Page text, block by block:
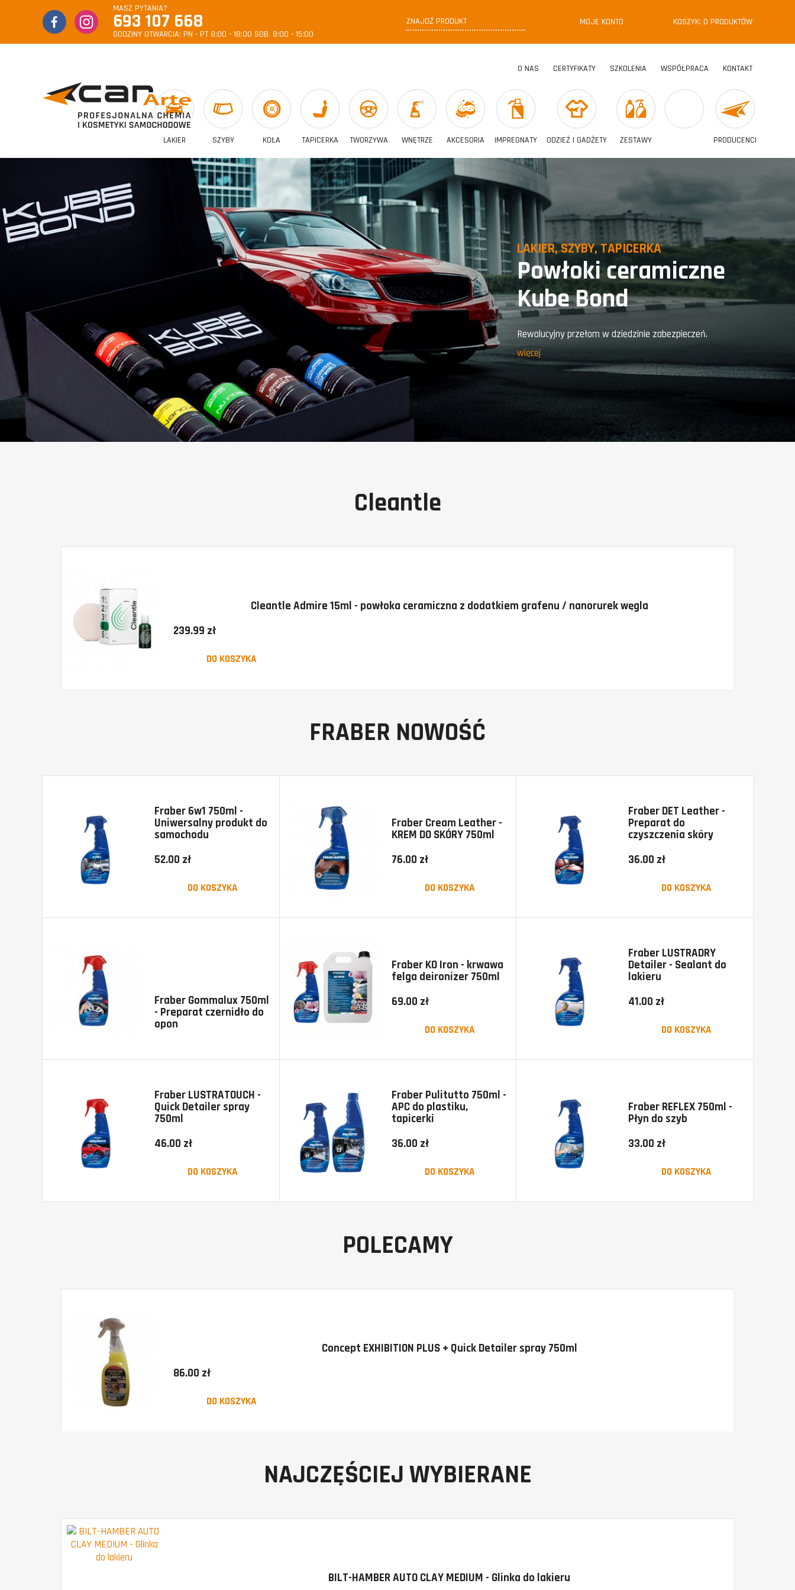
MASZ PYTANIA?
693 107 668
GODZINY OTWARCIA: PN - PT 8:00 - 18:00 SOB. 8:00 - 15:00
MOJE KONTO KOSZYK: 0 PRODUKTÓW
O NAS CERTYFIKATY SZKOLENIA WSPÓŁPRACA KONTAKT
LAKIER SZYBY KOŁA TAPICERKA TWORZYWA WNĘTRZE AKCESORIA IMPREGNATY ODZIEŻ I GADŻETY ZESTAWY PRODUCENCI
LAKIER, SZYBY, TAPICERKA
Powłoki ceramiczne
Kube Bond
Rewolucyjny przełom w dziedzinie zabezpieczeń.
więcej
Cleantle
Cleantle Admire 15ml - powłoka ceramiczna z dodatkiem grafenu / nanorurek węgla
239.99 zł
DO KOSZYKA
FRABER NOWOŚĆ
Fraber 6w1 750ml -
Uniwersalny produkt do
samochodu
52.00 zł
DO KOSZYKA
Fraber Cream Leather -
KREM DO SKÓRY 750ml
76.00 zł
DO KOSZYKA
Fraber DET Leather -
Preparat do
czyszczenia skóry
36.00 zł
DO KOSZYKA
Fraber Gommalux 750ml
- Preparat czernidło do
opon
Fraber KO Iron - krwawa
felga deironizer 750ml
69.00 zł
DO KOSZYKA
Fraber LUSTRADRY
Detailer - Sealant do
lakieru
41.00 zł
DO KOSZYKA
Fraber LUSTRATOUCH -
Quick Detailer spray
750ml
46.00 zł
DO KOSZYKA
Fraber Pulitutto 750ml -
APC do plastiku,
tapicerki
36.00 zł
DO KOSZYKA
Fraber REFLEX 750ml -
Płyn do szyb
33.00 zł
DO KOSZYKA
POLECAMY
Concept EXHIBITION PLUS + Quick Detailer spray 750ml
86.00 zł
DO KOSZYKA
NAJCZĘŚCIEJ WYBIERANE
BILT-HAMBER AUTO CLAY MEDIUM - Glinka do lakieru